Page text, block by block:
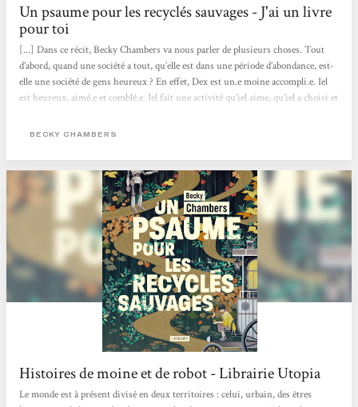
Un psaume pour les recyclés sauvages - J'ai un livre
pour toi
[...] Dans ce récit, Becky Chambers va nous parler de plusieurs choses. Tout
d’abord, quand une société a tout, qu’elle est dans une période d’abondance, est-
elle une société de gens heureux ? En effet, Dex est un.e moine accompli.e. Iel
est heureux, aimé.e et comblé.e. Iel fait une activité qu’iel aime, qu’iel a choisi et
monastère et d’écouter des chants de grillons.. En parlant avec Omphale, un
BECKY CHAMBERS
Histoires de moine et de robot - Librairie Utopia
Le monde est à présent divisé en deux territoires : celui, urbain, des êtres